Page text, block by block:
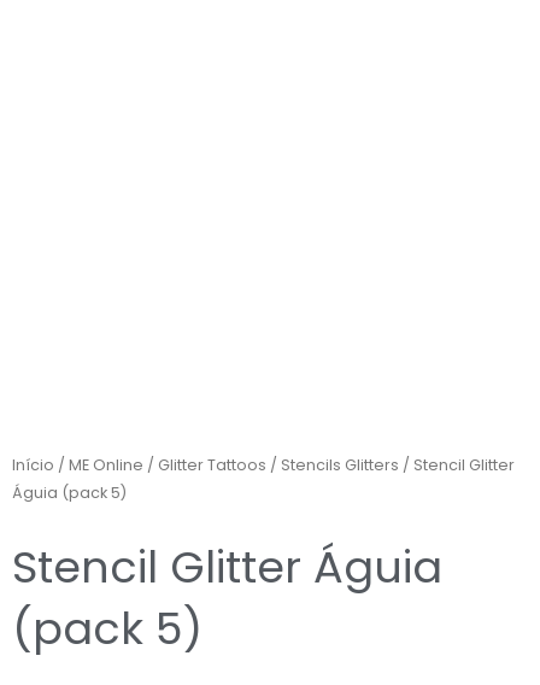
Início / ME Online / Glitter Tattoos / Stencils Glitters / Stencil Glitter
Águia (pack 5)
Stencil Glitter Águia
(pack 5)